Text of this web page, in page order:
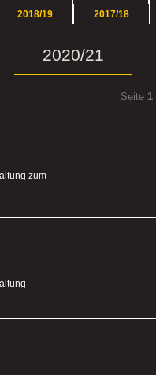
2018/19 2017/18
2020/21
Seite 1
zum